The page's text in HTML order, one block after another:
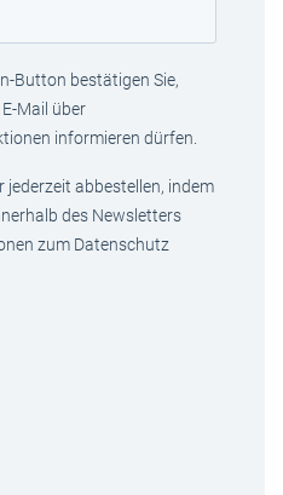
Button bestätigen Sie,
Mail über
informieren dürfen.
jederzeit abbestellen, indem
des Newsletters
zum Datenschutz